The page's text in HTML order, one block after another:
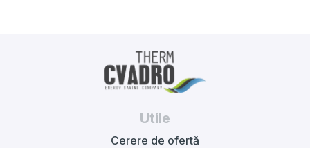
Utile
Cerere de ofertă